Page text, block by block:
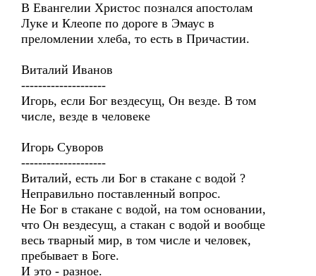
В Евангелии Христос познался апостолам
Луке и Клеопе по дороге в Эмаус в
преломлении хлеба, то есть в Причастии.
Виталий Иванов
--------------------
Игорь, если Бог вездесущ, Он везде. В том
числе, везде в человеке
Игорь Суворов
--------------------
Виталий, есть ли Бог в стакане с водой ?
Неправильно поставленный вопрос.
Не Бог в стакане с водой, на том основании,
что Он вездесущ, а стакан с водой и вообще
весь тварный мир, в том числе и человек,
пребывает в Боге.
И это - разное.